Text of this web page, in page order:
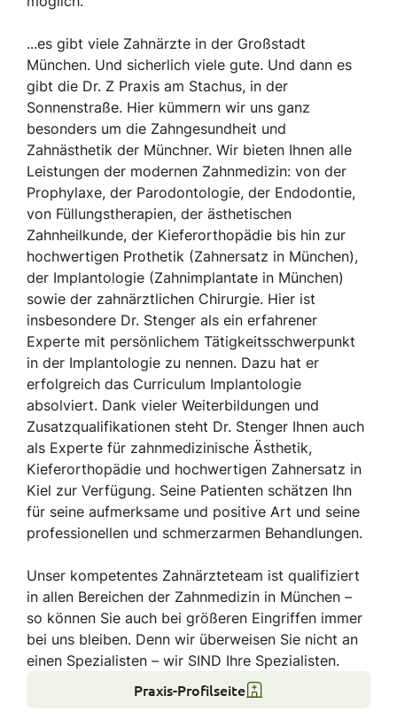
...es gibt viele Zahnärzte in der Großstadt
München. Und sicherlich viele gute. Und dann es
gibt die Dr. Z Praxis am Stachus, in der
Sonnenstraße. Hier kümmern wir uns ganz
besonders um die Zahngesundheit und
Zahnästhetik der Münchner. Wir bieten Ihnen alle
Leistungen der modernen Zahnmedizin: von der
Prophylaxe, der Parodontologie, der Endodontie,
von Füllungstherapien, der ästhetischen
Zahnheilkunde, der Kieferorthopädie bis hin zur
hochwertigen Prothetik (Zahnersatz in München),
der Implantologie (Zahnimplantate in München)
sowie der zahnärztlichen Chirurgie. Hier ist
insbesondere Dr. Stenger als ein erfahrener
Experte mit persönlichem Tätigkeitsschwerpunkt
in der Implantologie zu nennen. Dazu hat er
erfolgreich das Curriculum Implantologie
absolviert. Dank vieler Weiterbildungen und
Zusatzqualifikationen steht Dr. Stenger Ihnen auch
als Experte für zahnmedizinische Ästhetik,
Kieferorthopädie und hochwertigen Zahnersatz in
Kiel zur Verfügung. Seine Patienten schätzen Ihn
für seine aufmerksame und positive Art und seine
professionellen und schmerzarmen Behandlungen.
Unser kompetentes Zahnärzteteam ist qualifiziert
in allen Bereichen der Zahnmedizin in München –
so können Sie auch bei größeren Eingriffen immer
bei uns bleiben. Denn wir überweisen Sie nicht an
einen Spezialisten – wir SIND Ihre Spezialisten.
Praxis-Profilseite